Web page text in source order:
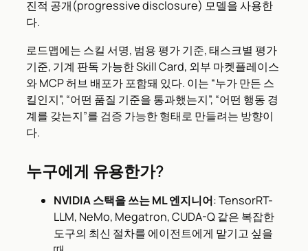
진적 공개(progressive disclosure) 모델을 사용한
다.
로드맵에는 스킬 서명, 범용 평가 기준, 태스크별 평가
기준, 기계 판독 가능한 Skill Card, 외부 마켓플레이스
와 MCP 허브 배포가 포함돼 있다. 이는 “누가 만든 스
킬인지”, “어떤 품질 기준을 통과했는지”, “어떤 행동 경
계를 갖는지”를 검증 가능한 형태로 만들려는 방향이
다.
누구에게 유용한가?
NVIDIA 스택을 쓰는 ML 엔지니어: TensorRT-
LLM, NeMo, Megatron, CUDA-Q 같은 복잡한
도구의 최신 절차를 에이전트에게 맡기고 싶을